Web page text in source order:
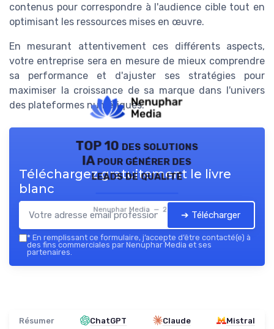
contenus pour correspondre à l'audience cible tout en
optimisant les ressources mises en œuvre.
En mesurant attentivement ces différents aspects,
votre entreprise sera en mesure de mieux comprendre
sa performance et d'ajuster ses stratégies pour
maximiser la croissance de sa marque dans l'univers
des plateformes numériques.
TOP 10 des solutions
IA pour générer des
leads de qualité
Nenuphar Media — 2026
Téléchargez gratuitement le livre
blanc
➔ Télécharger
* En remplissant ce formulaire, j’accepte d’être contacté(e) à
des fins commerciales par Nenuphar Media et ses
partenaires.
Résumer ChatGPT Claude Mistral